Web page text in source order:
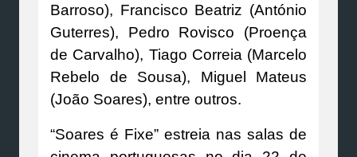
Barroso), Francisco Beatriz (António
Guterres), Pedro Rovisco (Proença
de Carvalho), Tiago Correia (Marcelo
Rebelo de Sousa), Miguel Mateus
(João Soares), entre outros.
“Soares é Fixe” estreia nas salas de